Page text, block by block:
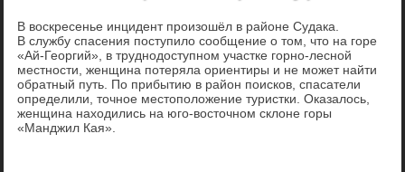
В воскресенье инцидент произошёл в районе Судака.
В службу спасения поступило сообщение о том, что на горе
«Ай-Георгий», в труднодоступном участке горно-лесной
местности, женщина потеряла ориентиры и не может найти
обратный путь. По прибытию в район поисков, спасатели
определили, точное местоположение туристки. Оказалось,
женщина находились на юго-восточном склоне горы
«Манджил Кая».